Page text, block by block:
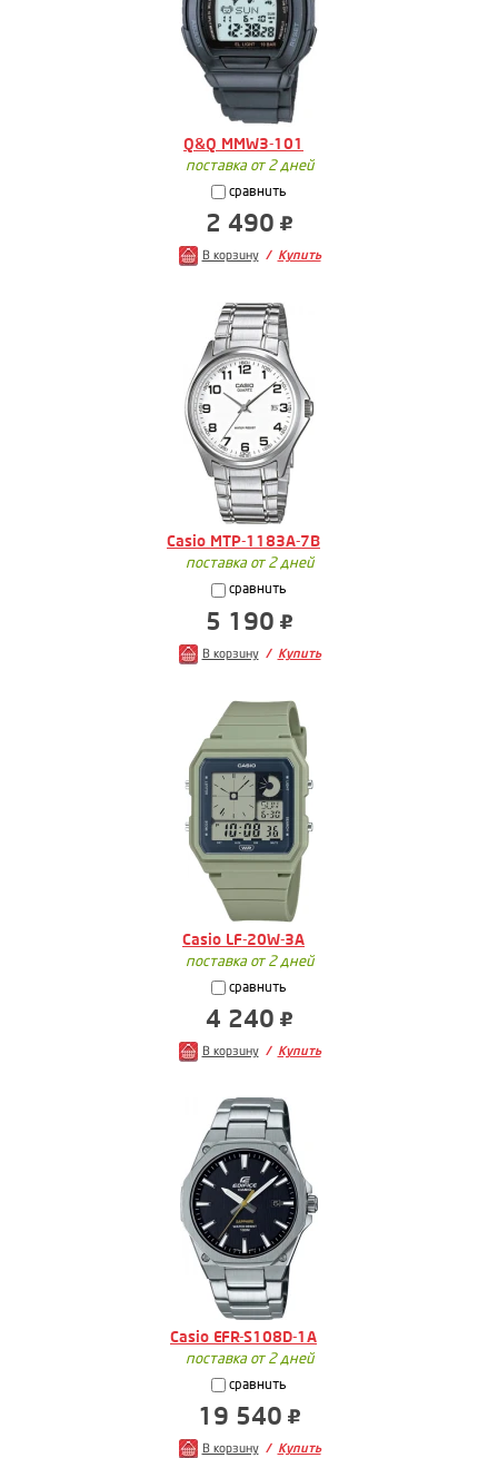
Q&Q MMW3-101
поставка от 2 дней
сравнить
2 490
В корзину Купить
Casio MTP-1183A-7B
поставка от 2 дней
сравнить
5 190
В корзину Купить
Casio LF-20W-3A
поставка от 2 дней
сравнить
4 240
В корзину Купить
Casio EFR-S108D-1A
поставка от 2 дней
сравнить
19 540
В корзину Купить